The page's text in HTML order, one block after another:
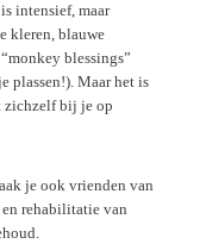
intensief, maar
kleren, blauwe
blessings”
plassen!). Maar het is
zichzelf bij je op
je ook vrienden van
en rehabilitatie van